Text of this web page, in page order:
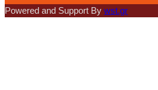
Powered and Support By wst.gr